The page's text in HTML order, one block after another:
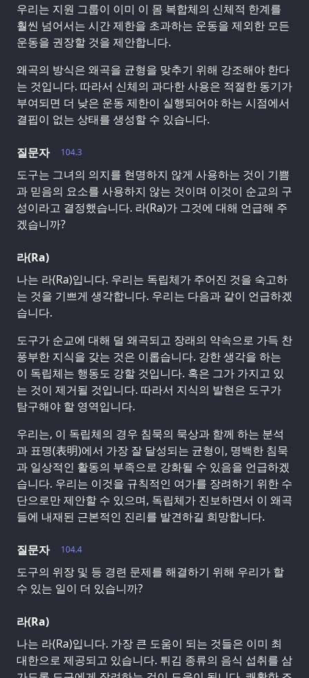
우리는 지원 그룹이 이미 이 몸 복합체의 신체적 한계를
훨씬 넘어서는 시간 제한을 초과하는 운동을 제외한 모든
운동을 권장할 것을 제안합니다.
왜곡의 방식은 왜곡을 균형을 맞추기 위해 강조해야 한다
는 것입니다. 따라서 신체의 과다한 사용은 적절한 동기가
부여되면 더 낮은 운동 제한이 실행되어야 하는 시점에서
결핍이 없는 상태를 생성할 수 있습니다.
104.3
질문자
도구는 그녀의 의지를 현명하지 않게 사용하는 것이 기쁨
과 믿음의 요소를 사용하지 않는 것이며 이것이 순교의 구
성이라고 결정했습니다. 라(Ra)가 그것에 대해 언급해 주
겠습니까?
라(Ra)
나는 라(Ra)입니다. 우리는 독립체가 주어진 것을 숙고하
는 것을 기쁘게 생각합니다. 우리는 다음과 같이 언급하겠
습니다.
도구가 순교에 대해 덜 왜곡되고 장래의 약속으로 가득 찬
풍부한 지식을 갖는 것은 이롭습니다. 강한 생각을 하는
이 독립체는 행동도 강할 것입니다. 혹은 그가 가지고 있
는 것이 제거될 것입니다. 따라서 지식의 발현은 도구가
탐구해야 할 영역입니다.
우리는, 이 독립체의 경우 침묵의 묵상과 함께 하는 분석
과 표명(表明)에서 가장 잘 달성되는 균형이, 명백한 침묵
과 일상적인 활동의 부족으로 강화될 수 있음을 언급하겠
습니다. 우리는 이것을 규칙적인 여가를 장려하기 위한 수
단으로만 제안할 수 있으며, 독립체가 진보하면서 이 왜곡
들에 내재된 근본적인 진리를 발견하길 희망합니다.
104.4
질문자
도구의 위장 및 등 경련 문제를 해결하기 위해 우리가 할
수 있는 일이 더 있습니까?
라(Ra)
나는 라(Ra)입니다. 가장 큰 도움이 되는 것들은 이미 최
대한으로 제공되고 있습니다. 튀김 종류의 음식 섭취를 삼